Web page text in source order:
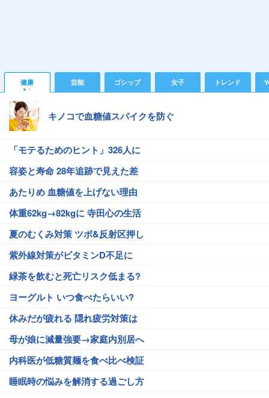
健康 芸能 ゴシップ 女子 トレンド
キノコで血糖値スパイクを防ぐ
「モテるためのヒント」326人に
容姿と寿命 28年追跡で見えた差
あたりめ 血糖値を上げない理由
体重62kg→82kgに 寺田心の生活
夏のむくみ対策 ツボ&反射区押し
紫外線対策がビタミンD不足に
緑茶を飲むと死亡リスク低まる?
ヨーグルト いつ食べたらいい?
休みだが疲れる 隠れ疲労対策は
母が娘に減量強要→家庭内別居へ
内科医が低糖質麺を食べ比べ検証
睡眠時の悩みを解消する過ごし方